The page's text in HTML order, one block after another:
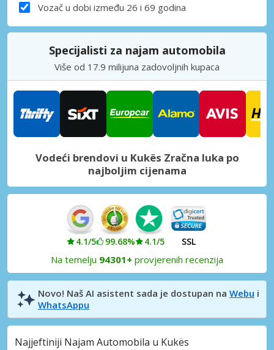
Vozač u dobi između 26 i 69 godina
Specijalisti za najam automobila
Više od 17.9 milijuna zadovoljnih kupaca
Vodeći brendovi u Kukës Zračna luka po
najboljim cijenama
4.1/5 99.68% 4.1/5 SSL
Na temelju 94301+ provjerenih recenzija
Novo! Naš AI asistent sada je dostupan na Webu i
WhatsAppu
Najjeftiniji Najam Automobila u Kukës